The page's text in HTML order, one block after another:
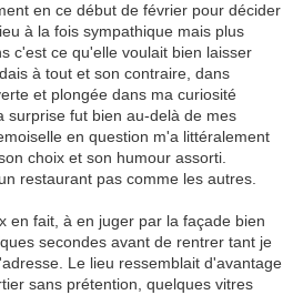
en ce début de février pour décider
à la fois sympathique mais plus
c'est ce qu'elle voulait bien laisser
à tout et son contraire, dans
et plongée dans ma curiosité
surprise fut bien au-delà de mes
en question m'a littéralement
choix et son humour assorti.
restaurant pas comme les autres.
en fait, à en juger par la façade bien
secondes avant de rentrer tant je
Le lieu ressemblait d'avantage
sans prétention, quelques vitres